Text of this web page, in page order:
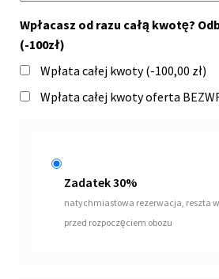
Wpłacasz od razu całą kwotę?
(-100zł)
Wpłata całej kwoty (-100,00 zł)
Wpłata całej kwoty oferta
Zadatek 30%
natychmiastowa rezerwacja, reszta
przed rozpoczęciem obozu